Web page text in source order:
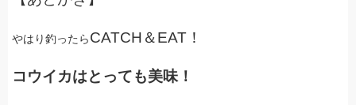
やはり釣ったらCATCH＆EAT！
コウイカはとっても美味！